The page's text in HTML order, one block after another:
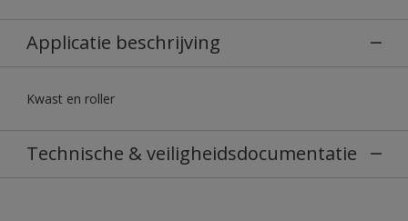
Applicatie beschrijving
Kwast en roller
Technische & veiligheidsdocumentatie